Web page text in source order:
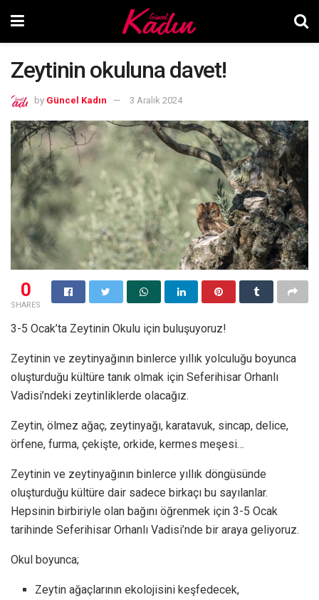
Zeytinin okuluna davet!
by Güncel Kadın 3 Aralık 2024
0
SHARES
3-5 Ocak’ta Zeytinin Okulu için buluşuyoruz!
Zeytinin ve zeytinyağının binlerce yıllık yolculuğu boyunca
oluşturduğu kültüre tanık olmak için Seferihisar Orhanlı
Vadisi’ndeki zeytinliklerde olacağız.
Zeytin, ölmez ağaç, zeytinyağı, karatavuk, sincap, delice,
örfene, furma, çekişte, orkide, kermes meşesi…
Zeytinin ve zeytinyağının binlerce yıllık döngüsünde
oluşturduğu kültüre dair sadece birkaçı bu sayılanlar.
Hepsinin birbiriyle olan bağını öğrenmek için 3-5 Ocak
tarihinde Seferihisar Orhanlı Vadisi’nde bir araya geliyoruz.
Okul boyunca;
Zeytin ağaçlarının ekolojisini keşfedecek,